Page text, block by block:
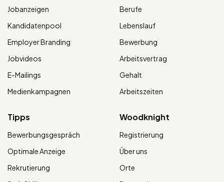
Jobanzeigen
Kandidatenpool
Employer Branding
Jobvideos
E-Mailings
Medienkampagnen
Berufe
Lebenslauf
Bewerbung
Arbeitsvertrag
Gehalt
Arbeitszeiten
Tipps
Bewerbungsgespräch
Optimale Anzeige
Rekrutierung
Woodknight
Registrierung
Über uns
Orte